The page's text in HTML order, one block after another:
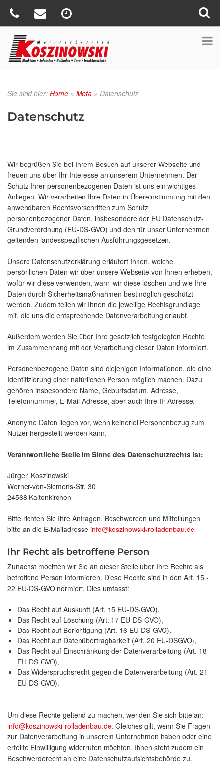
Sie sind hier: Home » Meta » Datenschutz
Datenschutz
Wir begrüßen Sie bei Ihrem Besuch auf unserer Webseite und
freuen uns über Ihr Interesse an unserem Unternehmen. Der
Schutz Ihrer personenbezogenen Daten ist uns ein wichtiges
Anliegen. Wir verarbeiten Ihre Daten in Übereinstimmung mit den
anwendbaren Rechtsvorschriften zum Schutz
personenbezogener Daten, insbesondere der EU Datenschutz-
Grundverordnung (EU-DS-GVO) und den für unser Unternehmen
geltenden landesspezifischen Ausführungsgesetzen.
Unsere Datenschutzerklärung erläutert Ihnen, welche
persönlichen Daten wir über unsere Webseite von Ihnen erheben,
wofür wir diese verwenden, wann wir diese löschen und wie Ihre
Daten durch Sicherheitsmaßnahmen bestmöglich geschützt
werden. Zudem teilen wir Ihnen die jeweilige Rechtsgrundlage
mit, die uns die entsprechende Datenverarbeitung erlaubt.
Außerdem werden Sie über Ihre gesetzlich festgelegten Rechte
im Zusammenhang mit der Verarbeitung dieser Daten informiert.
Personenbezogene Daten sind diejenigen Informationen, die eine
Identifizierung einer natürlichen Person möglich machen. Dazu
gehören insbesondere Name, Geburtsdatum, Adresse,
Telefonnummer, E-Mail-Adresse, aber auch Ihre IP-Adresse.
Anonyme Daten liegen vor, wenn keinerlei Personenbezug zum
Nutzer hergestellt werden kann.
Verantwortliche Stelle im Sinne des Datenschutzrechts ist:
Jürgen Koszinowski
Werner-von-Siemens-Str. 30
24568 Kaltenkirchen
Bitte richten Sie Ihre Anfragen, Beschwerden und Mitteilungen
bitte an die E-Mailadresse info@koszinowski-rolladenbau.de
Ihr Recht als betroffene Person
Zunächst möchten wir Sie an dieser Stelle über Ihre Rechte als
betroffene Person informieren. Diese Rechte sind in den Art. 15 -
22 EU-DS-GVO normiert. Dies umfasst:
Das Recht auf Auskunft (Art. 15 EU-DS-GVO),
Das Recht auf Löschung (Art. 17 EU-DS-GVO),
Das Recht auf Berichtigung (Art. 16 EU-DS-GVO),
Das Recht auf Datenübertragbarkeit (Art. 20 EU-DSGVO),
Das Recht auf Einschränkung der Datenverarbeitung (Art. 18
EU-DS-GVO),
Das Widerspruchsrecht gegen die Datenverarbeitung (Art. 21
EU-DS-GVO).
Um diese Rechte geltend zu machen, wenden Sie sich bitte an:
info@koszinowski-rolladenbau.de. Gleiches gilt, wenn Sie Fragen
zur Datenverarbeitung in unserem Unternehmen haben oder eine
erteilte Einwilligung widerrufen möchten. Ihnen steht zudem ein
Beschwerderecht an eine Datenschutzaufsichtsbehörde zu.